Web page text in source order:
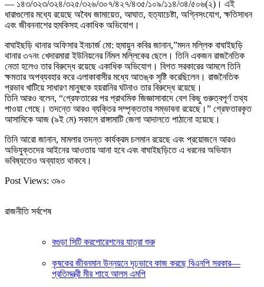
— ১৪৩/৩২৩/৩২৪/৩২৫/৩২৬/৩০৭/৪২৭/৪৩৫/১০৯/১১৪/৩৪/৫০৬(২)। এই
ধারাগুলোর মধ্যে রয়েছে অবৈধ জামায়েত, আঘাত, হত্যাচেষ্টা, অগ্নিসংযোগ, ক্ষতিসাধন
এবং জীবননাশের হুমকিসহ একাধিক অভিযোগ।
বাঘাইছড়ি থানার অফিসার ইনচার্জ মো: হুমায়ুন কবির জানান,”মদন মল্লিক বাঘাইছড়ি
থানার ৩৭নং খেদারমারা ইউনিয়নের র্নিমল মল্লিকের ছেলে। তিনি একজন রাজনৈতিক
নেতা হলেও তার বিরুদ্ধে রয়েছে একাধিক অভিযোগ। বিগত সরকারের আমলে তিনি
ক্ষমতার অপব্যবহার করে এলাকাবাসীর মধ্যে আতঙ্ক সৃষ্টি করেছিলেন। রাজনৈতিক
প্রভাব খাটিয়ে সাধারণ মানুষকে হয়রানির ঘটনাও তার বিরুদ্ধে রয়েছে।
তিনি আরও বলেন, “গ্রেফতারের পর প্রাথমিক জিজ্ঞাসাবাদে বেশ কিছু গুরুত্বপূর্ণ তথ্য
পাওয়া গেছে। তদন্তে আরও ব্যক্তির সম্পৃক্ততার সম্ভাবনা রয়েছে।” গ্রেফতারকৃত
আসামিকে আজ (৯ই মে) সকালে রাঙ্গামাটি জেলা আদালতে পাঠানো হয়েছে।
তিনি আরো জানান, মামলার তদন্ত কার্যক্রম চলমান রয়েছে এবং প্রয়োজনে আরও
অভিযুক্তদের আইনের আওতায় আনা হবে এবং বাঘাইছড়িতে এ ধরনের অভিযান
ভবিষ্যতেও অব্যাহত থাকবে।
Post Views: ৩৯০
রাজনীতি সর্বশেষ
বগুড়া সিটি করপোরেশনের যাত্রা শুরু
কৃষকের জীবনমান উন্নয়নে দৃঢ়ভাবে কাজ করছে বিএনপি সরকার—
প্রতিমন্ত্রী মীর শাহে আলম এমপি